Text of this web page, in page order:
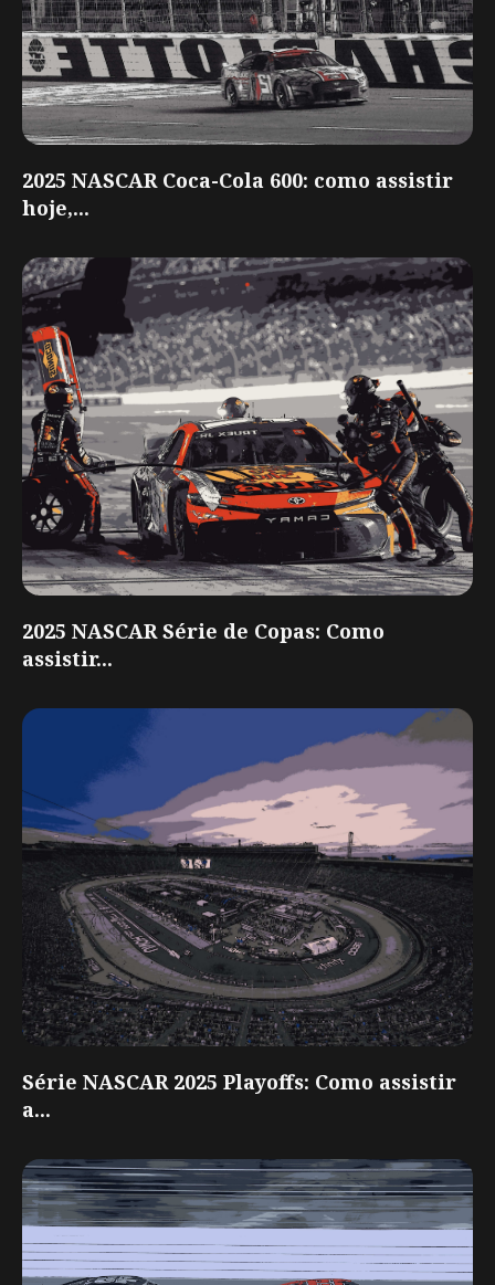
2025 NASCAR Coca-Cola 600: como assistir
hoje,...
2025 NASCAR Série de Copas: Como
assistir...
Série NASCAR 2025 Playoffs: Como assistir
a...